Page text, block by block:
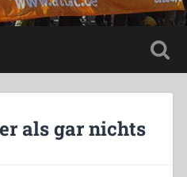
als gar nichts